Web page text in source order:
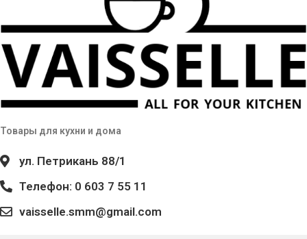
Товары для кухни и дома
ул. Петрикань 88/1
Телефон: 0 603 7 55 11
vaisselle.smm@gmail.com